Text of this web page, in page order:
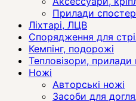
Прилади
Ліхтарі, ЛЦВ
Спорядження для
Кемпінг, подорожі
Тепловізори, прилади
Ножі
Авторські ножі
Засоби для